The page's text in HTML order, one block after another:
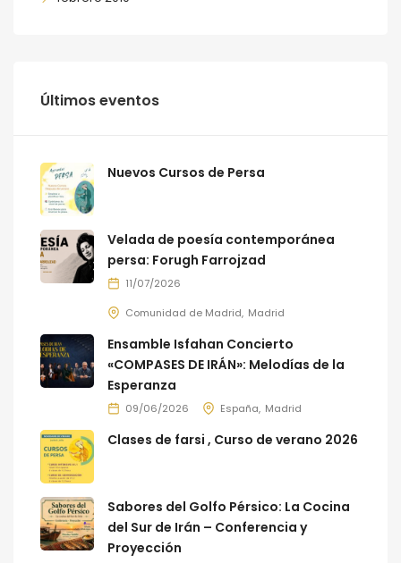
Últimos eventos
Nuevos Cursos de Persa
Velada de poesía contemporánea
persa: Forugh Farrojzad
11/07/2026
Comunidad de Madrid Madrid
Ensamble Isfahan Concierto
«COMPASES DE IRÁN»: Melodías de la
Esperanza
09/06/2026 España Madrid
Clases de farsi , Curso de verano 2026
Sabores del Golfo Pérsico: La Cocina
del Sur de Irán – Conferencia y
Proyección